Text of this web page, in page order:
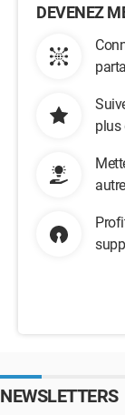
DEVENEZ
plus
NEWSLETTERS